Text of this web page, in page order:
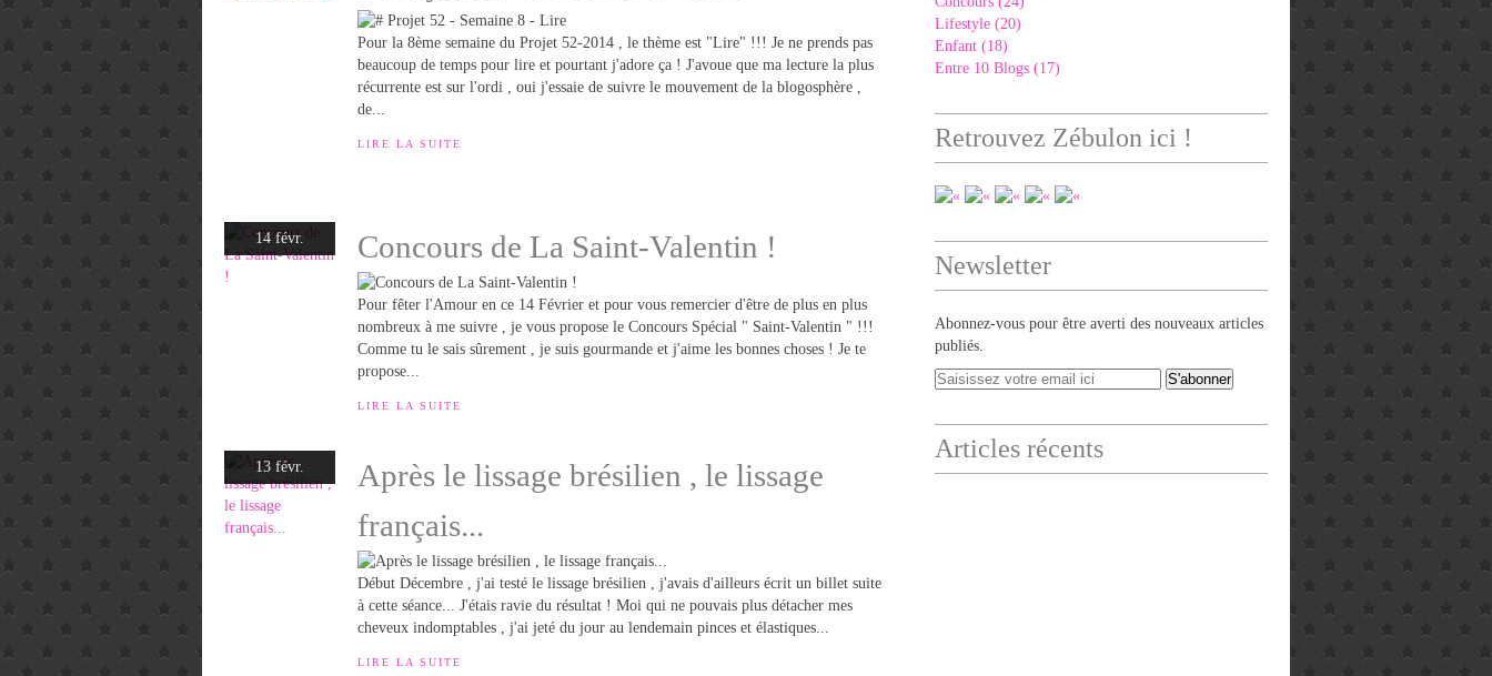
Pour la 8ème semaine du Projet 52-2014 , le thème est "Lire" !!! Je ne prends pas
beaucoup de temps pour lire et pourtant j'adore ça ! J'avoue que ma lecture la plus
récurrente est sur l'ordi , oui j'essaie de suivre le mouvement de la blogosphère ,
de...
LIRE LA SUITE
14 févr. Concours de La Saint-Valentin !
Pour fêter l'Amour en ce 14 Février et pour vous remercier d'être de plus en plus
nombreux à me suivre , je vous propose le Concours Spécial " Saint-Valentin " !!!
Comme tu le sais sûrement , je suis gourmande et j'aime les bonnes choses ! Je te
propose...
LIRE LA SUITE
13 févr.
Après le lissage brésilien , le lissage
français...
Début Décembre , j'ai testé le lissage brésilien , j'avais d'ailleurs écrit un billet suite
à cette séance... J'étais ravie du résultat ! Moi qui ne pouvais plus détacher mes
cheveux indomptables , j'ai jeté du jour au lendemain pinces et élastiques...
LIRE LA SUITE
Lifestyle (20)
Enfant (18)
Entre 10 Blogs (17)
Retrouvez Zébulon ici !
Newsletter
Abonnez-vous pour être averti des nouveaux articles
publiés.
Articles récents